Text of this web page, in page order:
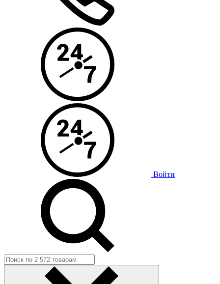
Войти